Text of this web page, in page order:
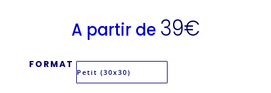
A partir de 39€
FORMAT